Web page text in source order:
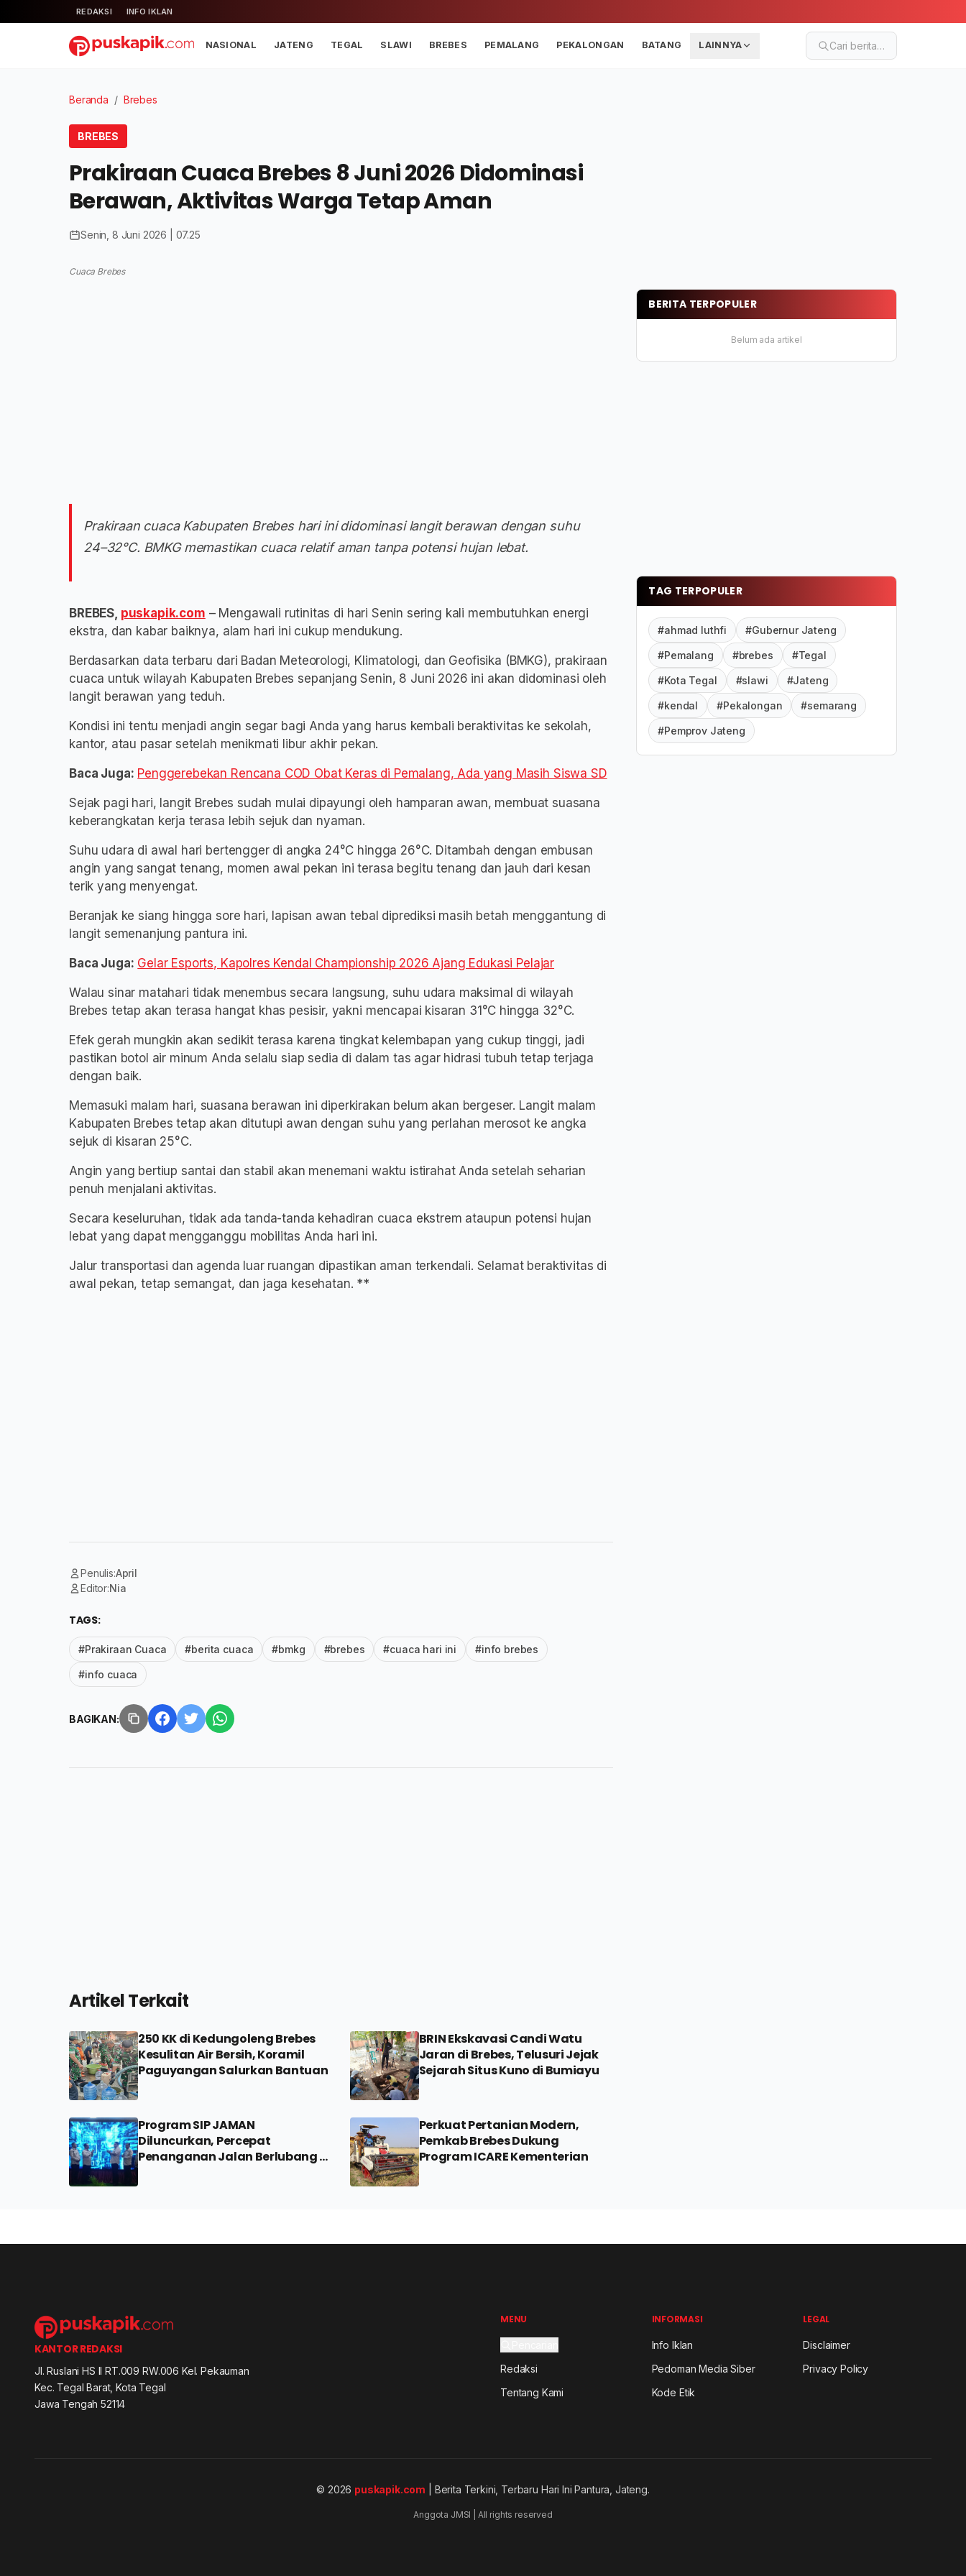
REDAKSI INFO IKLAN
NASIONAL JATENG TEGAL SLAWI BREBES PEMALANG PEKALONGAN BATANG LAINNYA Cari berita…
Beranda / Brebes
BREBES
Prakiraan Cuaca Brebes 8 Juni 2026 Didominasi
Berawan, Aktivitas Warga Tetap Aman
Senin, 8 Juni 2026 | 07.25
Cuaca Brebes
Prakiraan cuaca Kabupaten Brebes hari ini didominasi langit berawan dengan suhu
24–32°C. BMKG memastikan cuaca relatif aman tanpa potensi hujan lebat.
BREBES, puskapik.com – Mengawali rutinitas di hari Senin sering kali membutuhkan energi
ekstra, dan kabar baiknya, alam hari ini cukup mendukung.
Berdasarkan data terbaru dari Badan Meteorologi, Klimatologi, dan Geofisika (BMKG), prakiraan
cuaca untuk wilayah Kabupaten Brebes sepanjang Senin, 8 Juni 2026 ini akan didominasi oleh
langit berawan yang teduh.
Kondisi ini tentu menjadi angin segar bagi Anda yang harus kembali beraktivitas ke sekolah,
kantor, atau pasar setelah menikmati libur akhir pekan.
Baca Juga: Penggerebekan Rencana COD Obat Keras di Pemalang, Ada yang Masih Siswa SD
Sejak pagi hari, langit Brebes sudah mulai dipayungi oleh hamparan awan, membuat suasana
keberangkatan kerja terasa lebih sejuk dan nyaman.
Suhu udara di awal hari bertengger di angka 24°C hingga 26°C. Ditambah dengan embusan
angin yang sangat tenang, momen awal pekan ini terasa begitu tenang dan jauh dari kesan
terik yang menyengat.
Beranjak ke siang hingga sore hari, lapisan awan tebal diprediksi masih betah menggantung di
langit semenanjung pantura ini.
Baca Juga: Gelar Esports, Kapolres Kendal Championship 2026 Ajang Edukasi Pelajar
Walau sinar matahari tidak menembus secara langsung, suhu udara maksimal di wilayah
Brebes tetap akan terasa hangat khas pesisir, yakni mencapai kisaran 31°C hingga 32°C.
Efek gerah mungkin akan sedikit terasa karena tingkat kelembapan yang cukup tinggi, jadi
pastikan botol air minum Anda selalu siap sedia di dalam tas agar hidrasi tubuh tetap terjaga
dengan baik.
Memasuki malam hari, suasana berawan ini diperkirakan belum akan bergeser. Langit malam
Kabupaten Brebes tetap akan ditutupi awan dengan suhu yang perlahan merosot ke angka
sejuk di kisaran 25°C.
Angin yang bertiup santai dan stabil akan menemani waktu istirahat Anda setelah seharian
penuh menjalani aktivitas.
Secara keseluruhan, tidak ada tanda-tanda kehadiran cuaca ekstrem ataupun potensi hujan
lebat yang dapat mengganggu mobilitas Anda hari ini.
Jalur transportasi dan agenda luar ruangan dipastikan aman terkendali. Selamat beraktivitas di
awal pekan, tetap semangat, dan jaga kesehatan. **
Penulis:April
Editor:Nia
TAGS:
#Prakiraan Cuaca #berita cuaca #bmkg #brebes #cuaca hari ini #info brebes
#info cuaca
BAGIKAN:
Artikel Terkait
250 KK di Kedungoleng Brebes
Kesulitan Air Bersih, Koramil
Paguyangan Salurkan Bantuan
BRIN Ekskavasi Candi Watu
Jaran di Brebes, Telusuri Jejak
Sejarah Situs Kuno di Bumiayu
Program SIP JAMAN
Diluncurkan, Percepat
Penanganan Jalan Berlubang di
Perkuat Pertanian Modern,
Pemkab Brebes Dukung
Program ICARE Kementerian
BERITA TERPOPULER
Belum ada artikel
TAG TERPOPULER
#ahmad luthfi #Gubernur Jateng
#Pemalang #brebes #Tegal
#Kota Tegal #slawi #Jateng
#kendal #Pekalongan #semarang
#Pemprov Jateng
KANTOR REDAKSI
Jl. Ruslani HS II RT.009 RW.006 Kel. Pekauman
Kec. Tegal Barat, Kota Tegal
Jawa Tengah 52114
MENU
Redaksi
Tentang Kami
INFORMASI
Info Iklan
Pedoman Media Siber
Kode Etik
LEGAL
Disclaimer
Privacy Policy
© 2026 puskapik.com | Berita Terkini, Terbaru Hari Ini Pantura, Jateng.
Anggota JMSI | All rights reserved